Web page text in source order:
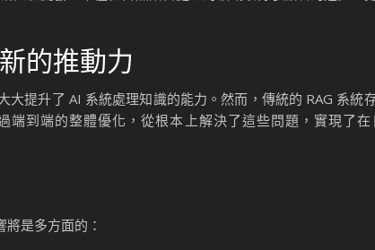
的推動力
大提升了 AI 系統處理知識的能力。然而，傳統的 RAG 系統
端到端的整體優化，從根本上解決了這些問題，實現了
是多方面的：